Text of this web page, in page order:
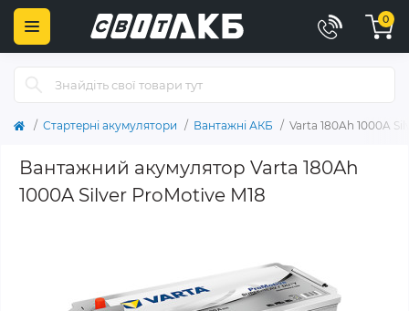
0
Стартерні акумулятори Вантажні АКБ Varta 180Ah 1000A
Вантажний акумулятор Varta 180Ah
1000A Silver ProMotive M18